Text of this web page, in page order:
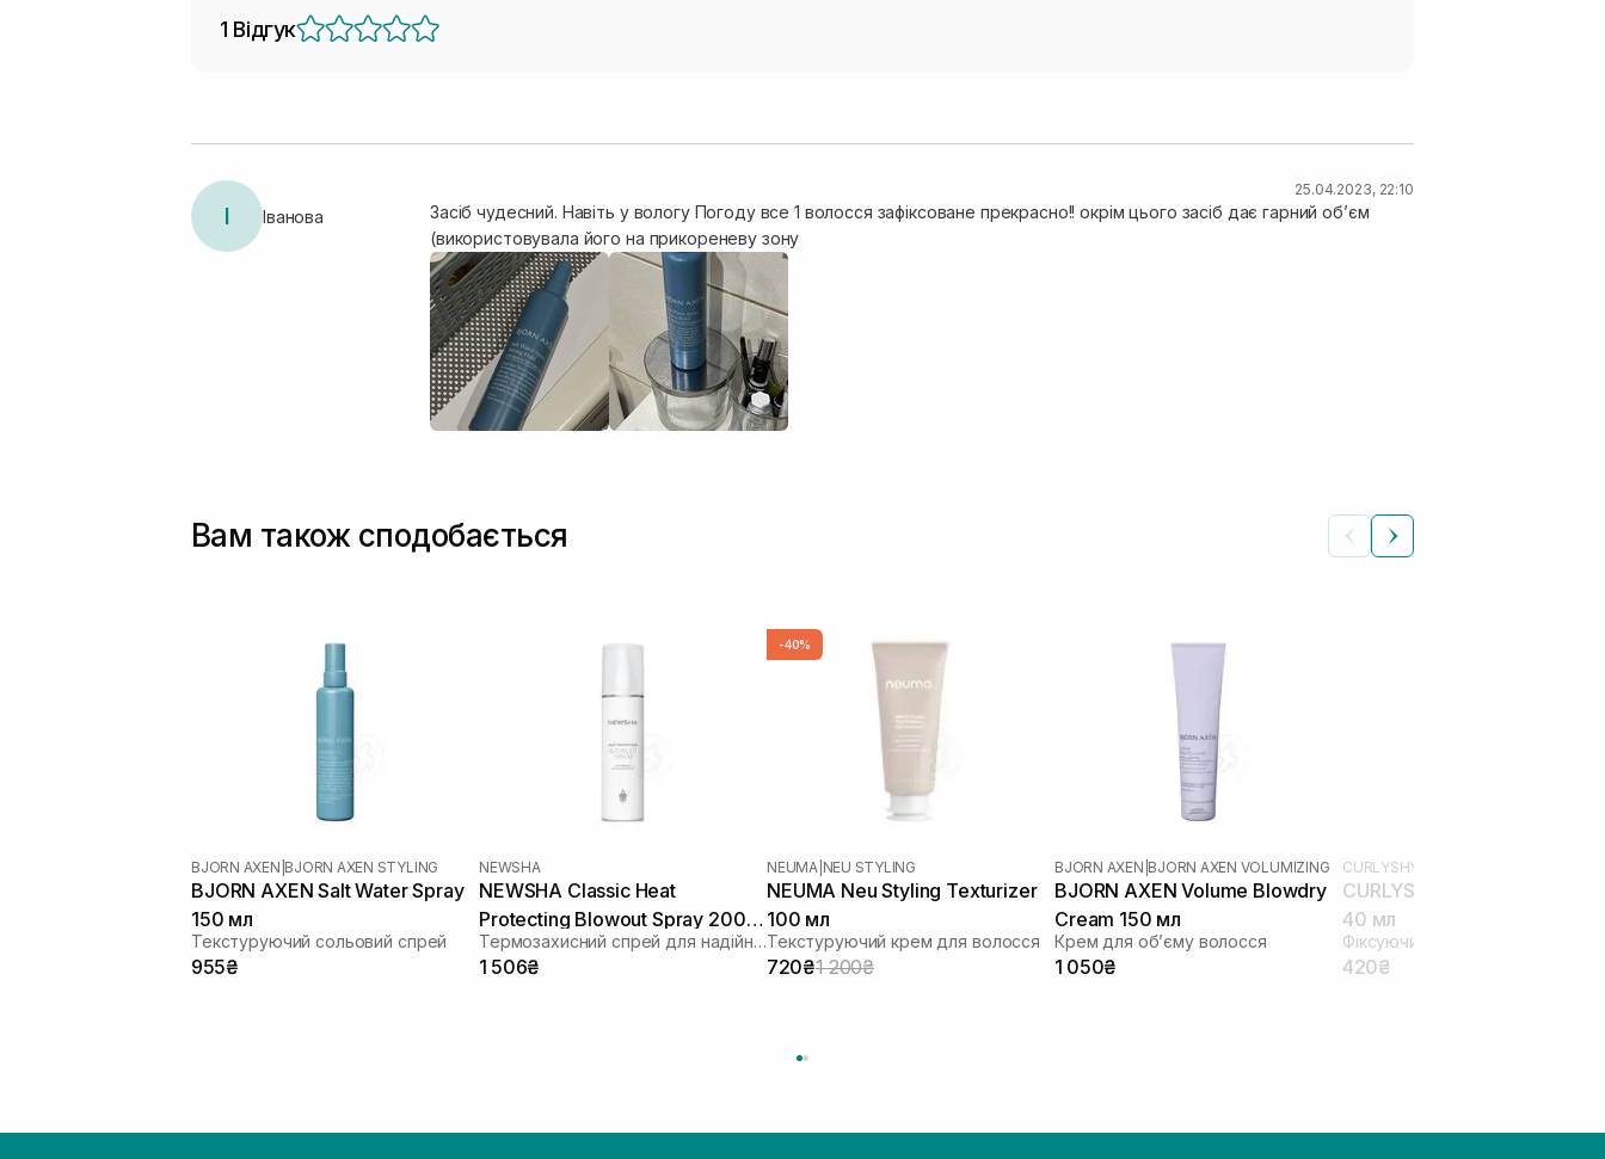
1 Відгук
І Іванова
25.04.2023, 22:10
Засіб чудесний. Навіть у вологу Погоду все 1 волосся зафіксоване прекрасно!! окрім цього засіб дає гарний об’єм
(використовувала його на прикореневу зону
Вам також сподобається
BJORN AXEN BJORN AXEN STYLING
BJORN AXEN Salt Water Spray
150 мл
Текстуруючий сольовий спрей
955₴
NEWSHA
NEWSHA Classic Heat
Protecting Blowout Spray 200
мл
Термозахисний спрей для надійної фіксації
1 506₴
-40%
NEUMA| NEU STYLING
NEUMA Neu Styling Texturizer
100 мл
Текстуруючий крем для волосся
720₴1 200₴
BJORN AXEN BJORN AXEN VOLUMIZING
BJORN AXEN Volume Blowdry
Cream 150 мл
Крем для обʼєму волосся
1 050₴
CURLYSHYLL
CURLYSHYLL Style Gravity
40 мл
Фіксуючий віск для волосся
420₴